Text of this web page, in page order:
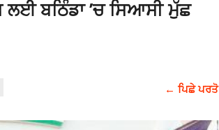
ਬਠਿੰਡਾ ’ਚ ਸਿਆਸੀ ਮੁੱਛ
← ਪਿਛੇ ਪਰਤੋ